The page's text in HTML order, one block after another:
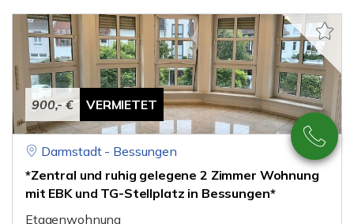
900,- € VERMIETET
Darmstadt - Bessungen
*Zentral und ruhig gelegene 2 Zimmer Wohnung
mit EBK und TG-Stellplatz in Bessungen*
Etagenwohnung